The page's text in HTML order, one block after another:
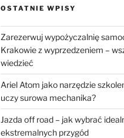
OSTATNIE WPISY
Zarezerwuj wypożyczalnię
Krakowie z wyprzedzeniem –
wiedzieć
Ariel Atom jako narzędzie
uczy surowa mechanika?
Jazda off road – jak wybrać
ekstremalnych przygód